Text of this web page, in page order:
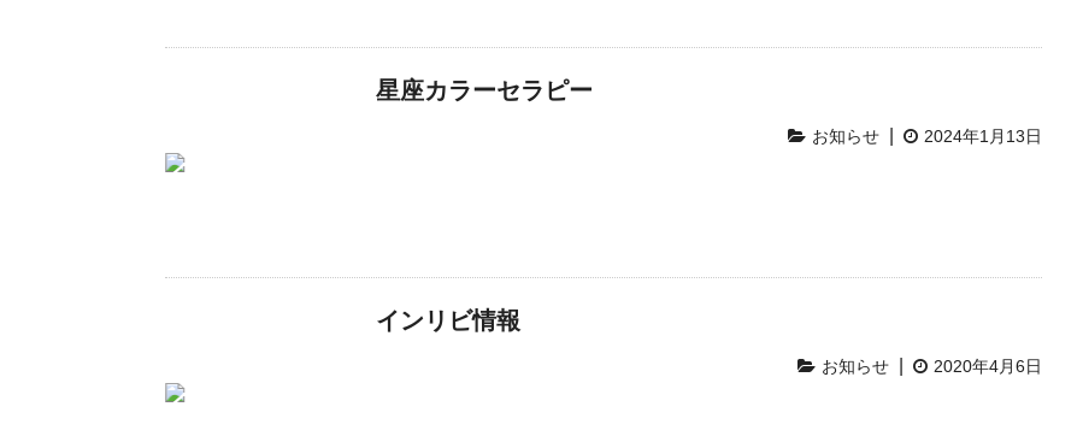
星座カラーセラピー
お知らせ| 2024年1月13日
インリビ情報
お知らせ| 2020年4月6日